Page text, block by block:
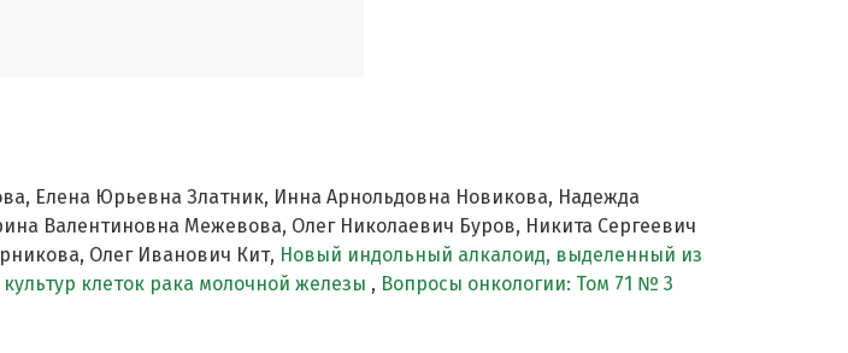
Елена Юрьевна Златник, Инна Арнольдовна Новикова, Надежда
Валентиновна Межевова, Олег Николаевич Буров, Никита Сергеевич
Олег Иванович Кит, Новый индольный алкалоид, выделенный из
клеток рака молочной железы , Вопросы онкологии: Том 71 № 3